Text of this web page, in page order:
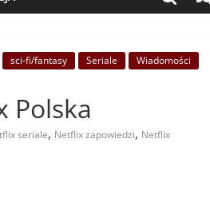
sci-fi/fantasy Seriale
Wiadomości
Polska
seriale, Netflix zapowiedzi, Netflix